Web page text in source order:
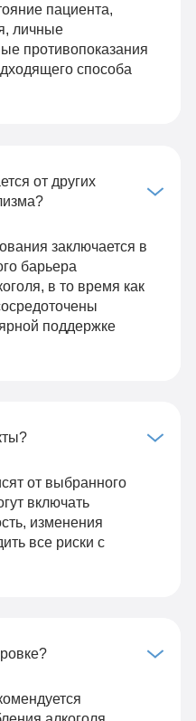
пациента,
личные
противопоказания
способа
от других
заключается в
барьера
в то время как
поддержке
от выбранного
включать
изменения
все риски с